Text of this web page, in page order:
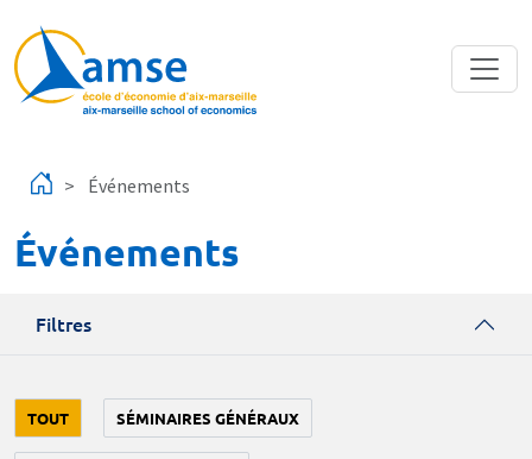
Événements
Événements
Filtres
TOUT SÉMINAIRES GÉNÉRAUX